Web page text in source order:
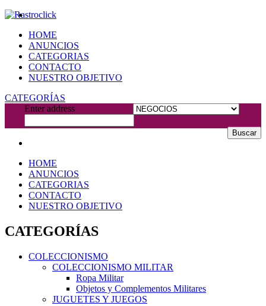
HOME
ANUNCIOS
CATEGORIAS
CONTACTO
NUESTRO OBJETIVO
CATEGORÍAS
Enter address
Buscar
HOME
ANUNCIOS
CATEGORIAS
CONTACTO
NUESTRO OBJETIVO
CATEGORÍAS
COLECCIONISMO
COLECCIONISMO MILITAR
Ropa Militar
Objetos y Complementos Militares
JUGUETES Y JUEGOS